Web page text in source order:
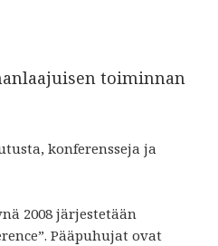
toiminnan
konferensseja ja
2008 järjestetään
Pääpuhujat ovat